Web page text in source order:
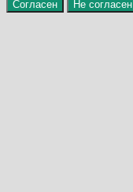
Согласен Не согласен